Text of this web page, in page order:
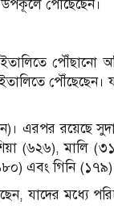
পৌঁছেছেন।
পৌঁছানো
এরপর রয়েছে
(৬২৬), মালি
এবং গিনি
যাদের মধ্যে